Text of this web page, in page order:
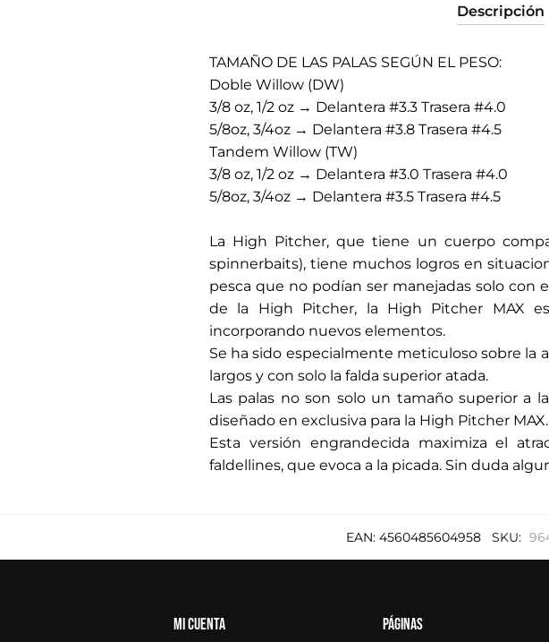
Descripción
TAMAÑO DE LAS PALAS SEGÚN EL PESO:
Doble Willow (DW)
3/8 oz, 1/2 oz → Delantera #3.3 Trasera #4.0
5/8oz, 3/4oz → Delantera #3.8 Trasera #4.5
Tandem Willow (TW)
3/8 oz, 1/2 oz → Delantera #3.0 Trasera #4.0
5/8oz, 3/4oz → Delantera #3.5 Trasera #4.5
La High Pitcher, que tiene un cuerpo
spinnerbaits), tiene muchos logros en
pesca que no podían ser manejadas solo
de la High Pitcher, la High Pitcher MAX
incorporando nuevos elementos.
Se ha sido especialmente meticuloso sobre la
largos y con solo la falda superior atada.
Las palas no son solo un tamaño superior a
diseñado en exclusiva para la High Pitcher MAX.
Esta versión engrandecida maximiza el
faldellines, que evoca a la picada. Sin duda
EAN: 4560485604958 SKU:
Mi cuenta Páginas